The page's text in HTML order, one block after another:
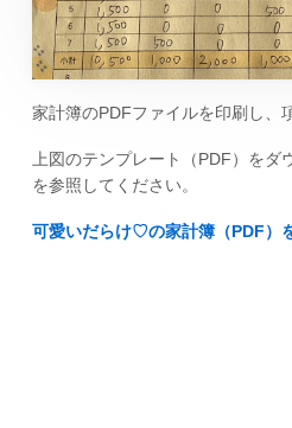
家計簿のPDFファイルを印刷し、
上図のテンプレート（PDF）を
を参照してください。
可愛いだらけ♡の家計簿（PDF）